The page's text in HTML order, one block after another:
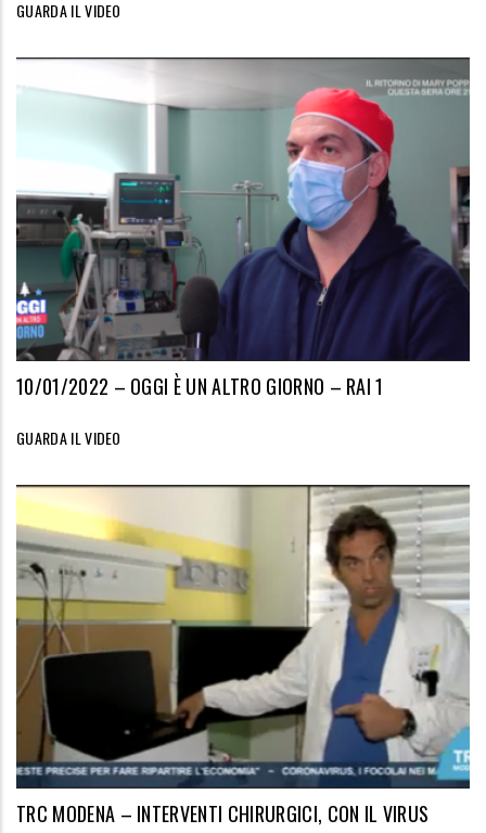
GUARDA IL VIDEO
10/01/2022 – OGGI È UN ALTRO GIORNO – RAI 1
GUARDA IL VIDEO
TRC MODENA – INTERVENTI CHIRURGICI, CON IL VIRUS